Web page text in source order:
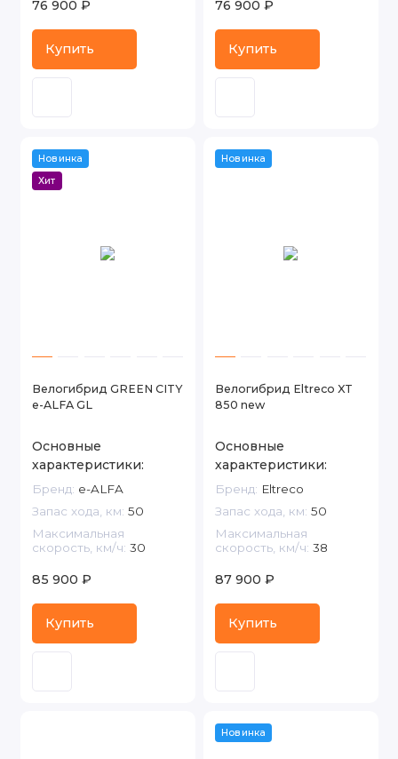
76 900 ₽
Купить
76 900 ₽
Купить
Новинка
Хит
Велогибрид GREEN CITY
e-ALFA GL
Основные
характеристики:
Бренд: e-ALFA
Запас хода, км: 50
Максимальная
скорость, км/ч: 30
85 900 ₽
Купить
Новинка
Велогибрид Eltreco XT
850 new
Основные
характеристики:
Бренд: Eltreco
Запас хода, км: 50
Максимальная
скорость, км/ч: 38
87 900 ₽
Купить
Новинка